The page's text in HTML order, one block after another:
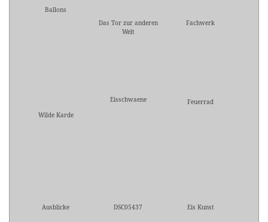
Ballons
Das Tor zur anderen
Welt
Fachwerk
Wilde Karde
Eisschwaene Feuerrad
Ausblicke DSC05437 Eis Kunst